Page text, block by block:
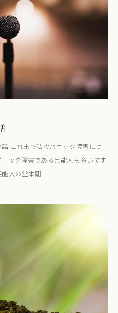
これまで私のパニック障害につ
ック障害である芸能人も多いです
能人の堂本剛…